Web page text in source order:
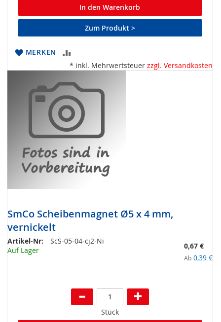
In den Warenkorb
Zum Produkt >
MERKEN
VERGLEICHSLISTE
HINZUFÜGEN
* inkl. Mehrwertsteuer zzgl. Versandkosten
SmCo Scheibenmagnet Ø5 x 4 mm,
vernickelt
Artikel-Nr:
ScS-05-04-cj2-Ni
Auf Lager
0,67 €
Ab 0,39 €
Stück